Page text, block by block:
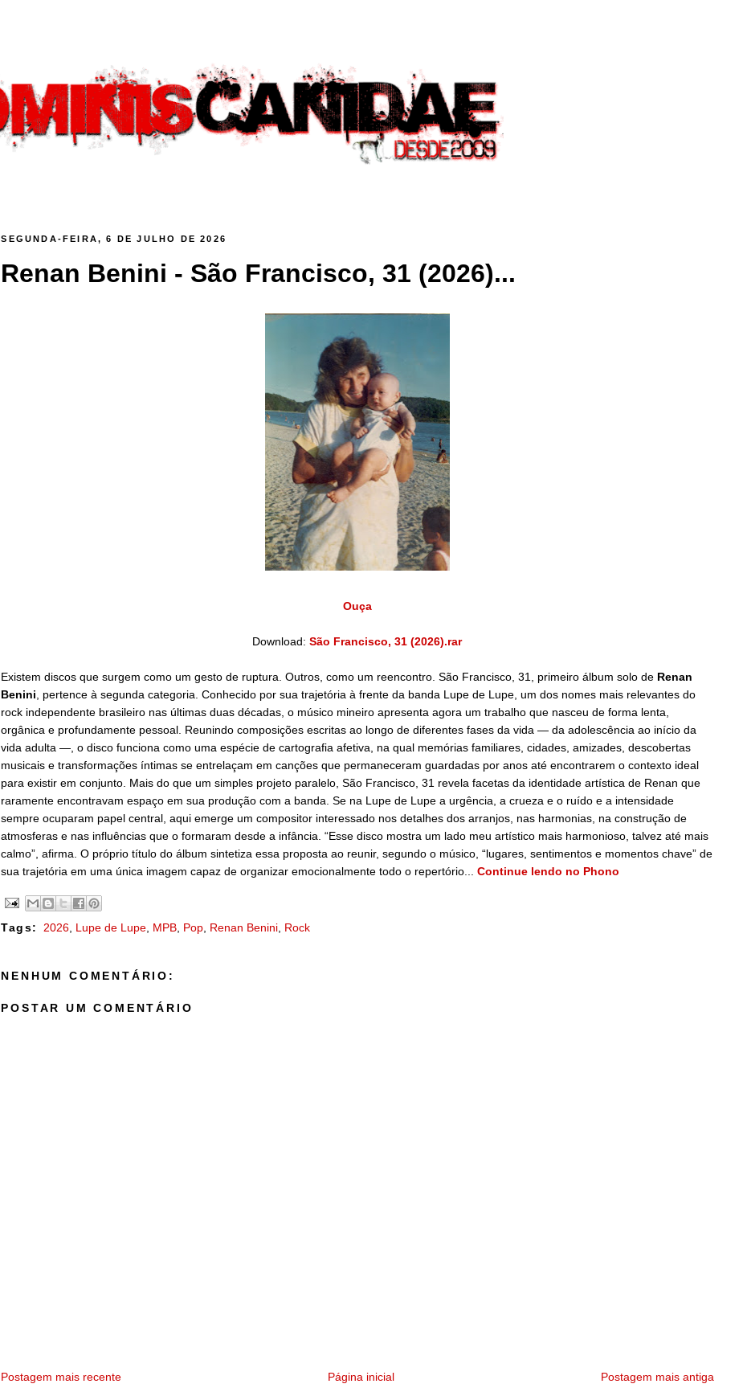
SEGUNDA-FEIRA, 6 DE JULHO DE 2026
Renan Benini - São Francisco, 31 (2026)...
Ouça
Download:São Francisco, 31 (2026).rar
Existem discos que surgem como um gesto de ruptura. Outros, como um reencontro. São Francisco, 31, primeiro álbum solo de Renan
Benini, pertence à segunda categoria. Conhecido por sua trajetória à frente da banda Lupe de Lupe, um dos nomes mais relevantes do
rock independente brasileiro nas últimas duas décadas, o músico mineiro apresenta agora um trabalho que nasceu de forma lenta,
orgânica e profundamente pessoal. Reunindo composições escritas ao longo de diferentes fases da vida — da adolescência ao início da
vida adulta —, o disco funciona como uma espécie de cartografia afetiva, na qual memórias familiares, cidades, amizades, descobertas
musicais e transformações íntimas se entrelaçam em canções que permaneceram guardadas por anos até encontrarem o contexto ideal
para existir em conjunto. Mais do que um simples projeto paralelo, São Francisco, 31 revela facetas da identidade artística de Renan que
raramente encontravam espaço em sua produção com a banda. Se na Lupe de Lupe a urgência, a crueza e o ruído e a intensidade
sempre ocuparam papel central, aqui emerge um compositor interessado nos detalhes dos arranjos, nas harmonias, na construção de
atmosferas e nas influências que o formaram desde a infância. “Esse disco mostra um lado meu artístico mais harmonioso, talvez até mais
calmo”, afirma. O próprio título do álbum sintetiza essa proposta ao reunir, segundo o músico, “lugares, sentimentos e momentos chave” de
sua trajetória em uma única imagem capaz de organizar emocionalmente todo o repertório...Continue lendo no Phono
Tags: 2026 Lupe de Lupe MPB Pop Renan Benini Rock
NENHUM COMENTÁRIO:
POSTAR UM COMENTÁRIO
Postagem mais recente Postagem mais antiga
Página inicial